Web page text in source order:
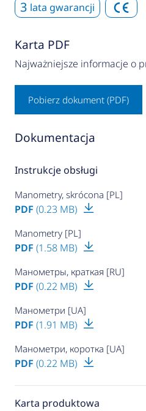
3 lata gwarancji
Karta PDF
Najważniejsze informacje o
Pobierz dokument (PDF)
Dokumentacja
Instrukcje obsługi
Manometry, skrócona [PL]
PDF (0.23 MB)
Manometry [PL]
PDF (1.58 MB)
Манометры, краткая [RU]
PDF (0.22 MB)
Манометри [UA]
PDF (1.91 MB)
Манометри, коротка [UA]
PDF (0.22 MB)
Karta produktowa